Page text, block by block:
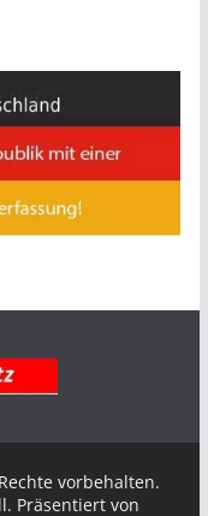
vorbehalten.
Präsentiert von